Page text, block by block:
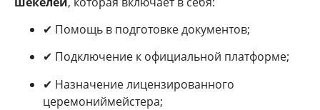
✔ Помощь в подготовке документов;
✔ Подключение к официальной платформе;
✔ Назначение лицензированного
церемониймейстера;